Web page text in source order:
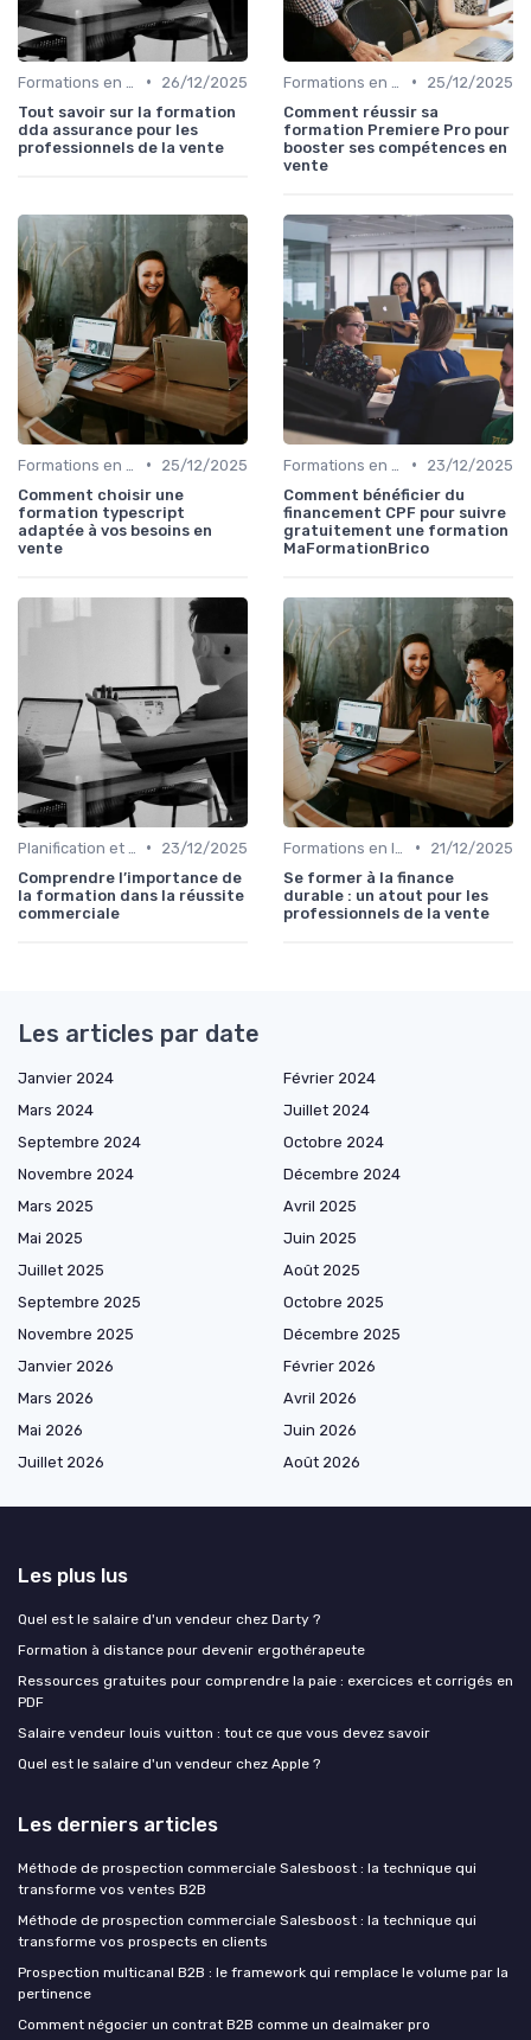
•
26/12/2025
Tout savoir sur la formation
dda assurance pour les
professionnels de la vente
•
25/12/2025
Comment réussir sa
formation Premiere Pro pour
booster ses compétences en
vente
•
25/12/2025
Comment choisir une
formation typescript
adaptée à vos besoins en
vente
•
23/12/2025
Comment bénéficier du
financement CPF pour suivre
gratuitement une formation
MaFormationBrico
•
23/12/2025
Comprendre l’importance de
la formation dans la réussite
commerciale
•
21/12/2025
Se former à la finance
durable : un atout pour les
professionnels de la vente
Les articles par date
Janvier 2024
Février 2024
Mars 2024
Juillet 2024
Septembre 2024
Octobre 2024
Novembre 2024
Décembre 2024
Mars 2025
Avril 2025
Mai 2025
Juin 2025
Juillet 2025
Août 2025
Septembre 2025
Octobre 2025
Novembre 2025
Décembre 2025
Janvier 2026
Février 2026
Mars 2026
Avril 2026
Mai 2026
Juin 2026
Juillet 2026
Août 2026
Les plus lus
Quel est le salaire d'un vendeur chez Darty ?
Formation à distance pour devenir ergothérapeute
Ressources gratuites pour comprendre la paie : exercices et corrigés en
PDF
Salaire vendeur louis vuitton : tout ce que vous devez savoir
Quel est le salaire d'un vendeur chez Apple ?
Les derniers articles
Méthode de prospection commerciale Salesboost : la technique qui
transforme vos ventes B2B
Méthode de prospection commerciale Salesboost : la technique qui
transforme vos prospects en clients
Prospection multicanal B2B : le framework qui remplace le volume par la
pertinence
Comment négocier un contrat B2B comme un dealmaker pro